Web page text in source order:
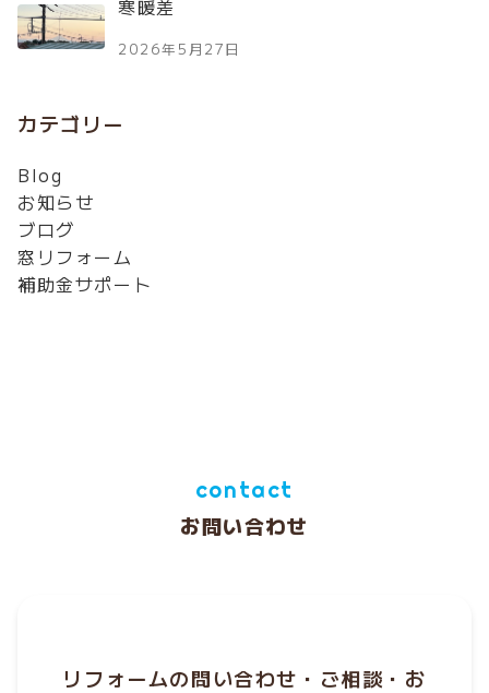
寒暖差
2026年5月27日
カテゴリー
Blog
お知らせ
ブログ
窓リフォーム
補助金サポート
contact
お問い合わせ
リフォームの問い合わせ・ご相談・お